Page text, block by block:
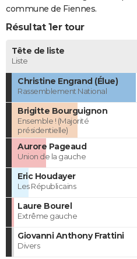
commune de Fiennes.
Résultat 1er tour
Tête de liste
Liste
Christine Engrand (Élue)
Rassemblement National
Brigitte Bourguignon
Ensemble ! (Majorité
présidentielle)
Aurore Pageaud
Union de la gauche
Eric Houdayer
Les Républicains
Laure Bourel
Extrême gauche
Giovanni Anthony Frattini
Divers